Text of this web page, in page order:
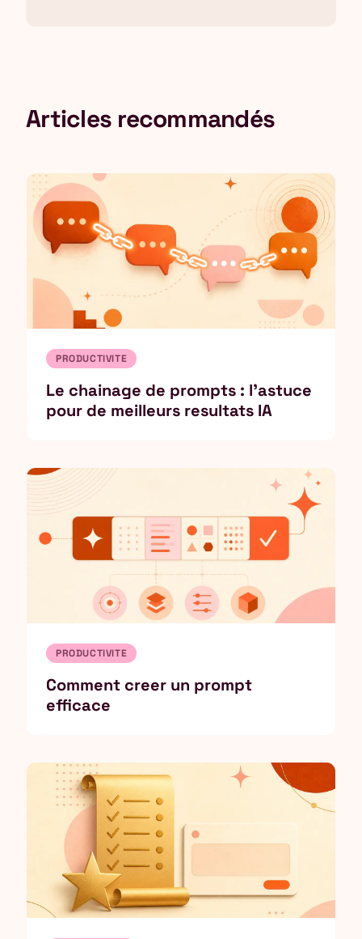
Articles recommandés
PRODUCTIVITE
Le chainage de prompts : l'astuce
pour de meilleurs resultats IA
PRODUCTIVITE
Comment creer un prompt
efficace